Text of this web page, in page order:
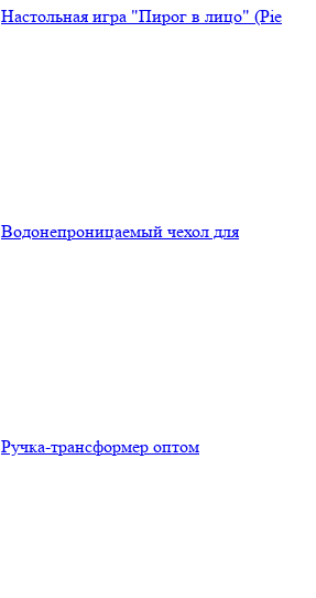
Настольная игра "Пирог в лицо" (Pie
Водонепроницаемый чехол для
Ручка-трансформер оптом